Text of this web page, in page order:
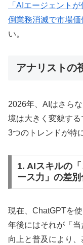
「AIエージェント
倒業務消滅で市場価
い。
アナリストの
2026年、AIはさら
境は大きく変貌す
3つのトレンドが特
1. AIスキルの
ース力」の差別
現在、ChatGPTを
年後にはそれが「
向上と普及により